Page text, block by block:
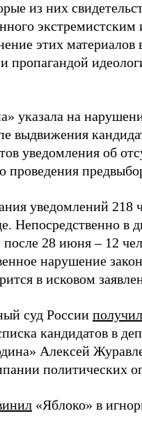
из них
этих
пропагандой
указала на
выдвижения
уведомления об
уведомлений 218
Непосредственно в
28 июня – 12
нарушение
в исковом
суд России получил
кандидатов в
Алексей
политических
«Яблоко» в